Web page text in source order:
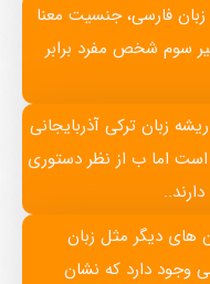
زبان فارسی، جنسیت معنا
سوم شخص مفرد برابر
دارد .ریشه زبان ترکی آذربایجانی
است اما ب از نظر دستوری
در زبان های دیگر مثل زبان
وجود دارد که نشان